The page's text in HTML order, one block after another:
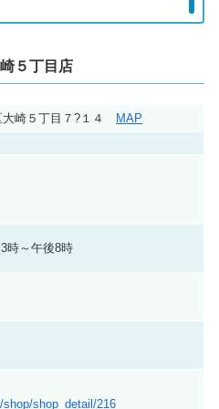
５丁目店
大崎５丁目７?１４ MAP
時～午後8時
shop_detail/216